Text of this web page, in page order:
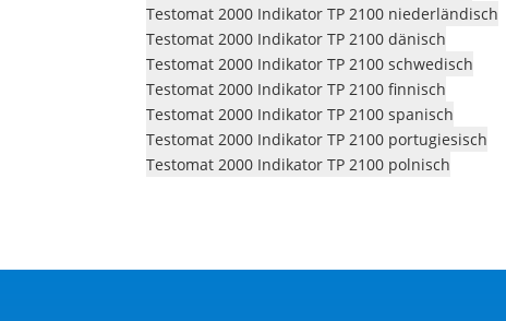
Testomat 2000 Indikator TP 2100 niederländisch
Testomat 2000 Indikator TP 2100 dänisch
Testomat 2000 Indikator TP 2100 schwedisch
Testomat 2000 Indikator TP 2100 finnisch
Testomat 2000 Indikator TP 2100 spanisch
Testomat 2000 Indikator TP 2100 portugiesisch
Testomat 2000 Indikator TP 2100 polnisch